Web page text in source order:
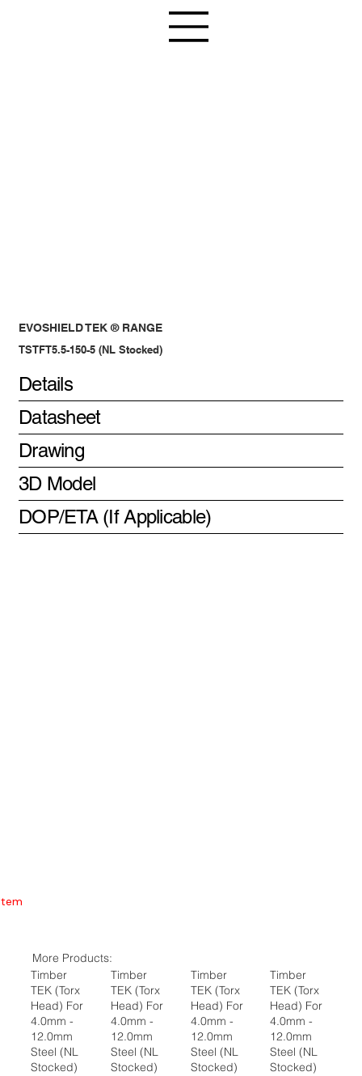
EVOSHIELD TEK ® RANGE
TSTFT5.5-150-5 (NL Stocked)
Details
Datasheet
Drawing
3D Model
DOP/ETA (If Applicable)
More Products:
Timber
TEK (Torx
Head) For
4.0mm -
12.0mm
Steel (NL
Stocked)
Timber
TEK (Torx
Head) For
4.0mm -
12.0mm
Steel (NL
Stocked)
Timber
TEK (Torx
Head) For
4.0mm -
12.0mm
Steel (NL
Stocked)
Timber
TEK (Torx
Head) For
4.0mm -
12.0mm
Steel (NL
Stocked)